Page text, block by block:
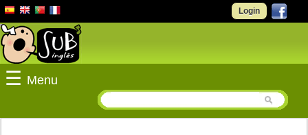
Login
☰ Menu